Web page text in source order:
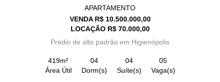
APARTAMENTO
VENDA R$ 10.500.000,00
LOCAÇÃO R$ 70.000,00
Prédio de alto padrão em Higienópolis
419m²
Área Útil
04
Dorm(s)
04
Suíte(s)
05
Vaga(s)